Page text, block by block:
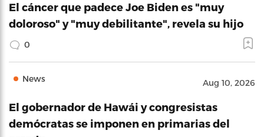
El cáncer que padece Joe Biden es "muy
doloroso" y "muy debilitante", revela su hijo
0
News Aug 10, 2026
El gobernador de Hawái y congresistas
demócratas se imponen en primarias del